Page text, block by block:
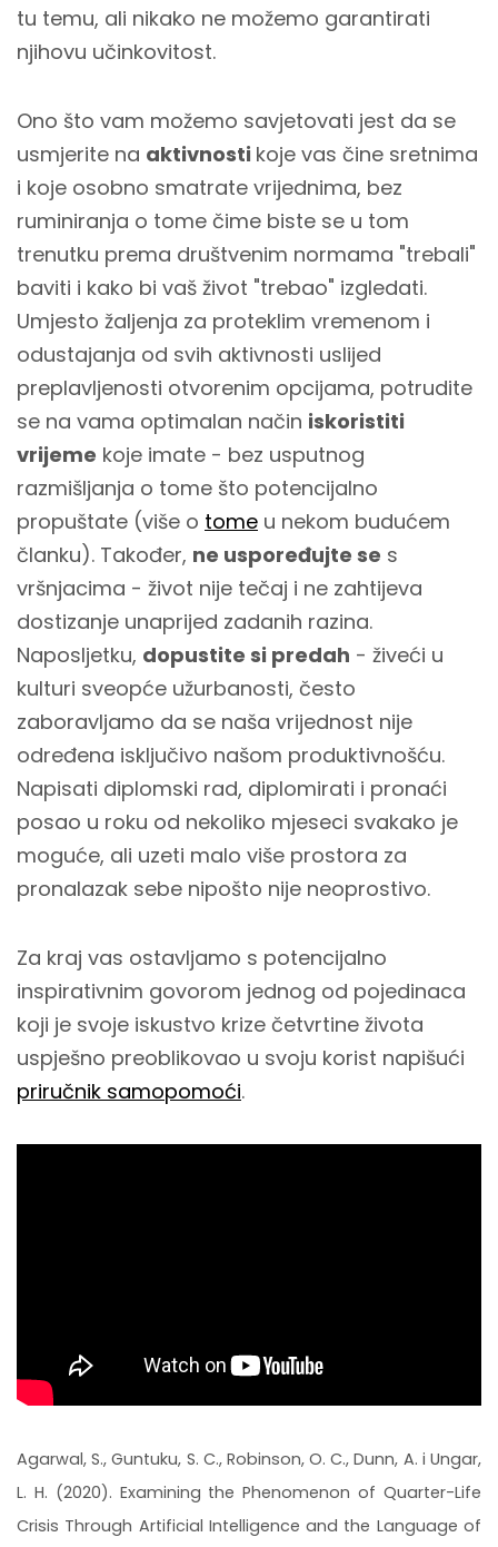
tu temu, ali nikako ne možemo garantirati
njihovu učinkovitost.
Ono što vam možemo savjetovati jest da se
usmjerite na aktivnosti koje vas čine sretnima
i koje osobno smatrate vrijednima, bez
ruminiranja o tome čime biste se u tom
trenutku prema društvenim normama "trebali"
baviti i kako bi vaš život "trebao" izgledati.
Umjesto žaljenja za proteklim vremenom i
odustajanja od svih aktivnosti uslijed
preplavljenosti otvorenim opcijama, potrudite
se na vama optimalan način iskoristiti
vrijeme koje imate - bez usputnog
razmišljanja o tome što potencijalno
propuštate (više o tome u nekom budućem
članku). Također, ne uspoređujte se s
vršnjacima - život nije tečaj i ne zahtijeva
dostizanje unaprijed zadanih razina.
Naposljetku, dopustite si predah - živeći u
kulturi sveopće užurbanosti, često
zaboravljamo da se naša vrijednost nije
određena isključivo našom produktivnošću.
Napisati diplomski rad, diplomirati i pronaći
posao u roku od nekoliko mjeseci svakako je
moguće, ali uzeti malo više prostora za
pronalazak sebe nipošto nije neoprostivo.
Za kraj vas ostavljamo s potencijalno
inspirativnim govorom jednog od pojedinaca
koji je svoje iskustvo krize četvrtine života
uspješno preoblikovao u svoju korist napišući
priručnik samopomoći.
Agarwal, S., Guntuku, S. C., Robinson, O. C., Dunn, A. i Ungar,
L. H. (2020). Examining the Phenomenon of Quarter-Life
Crisis Through Artificial Intelligence and the Language of